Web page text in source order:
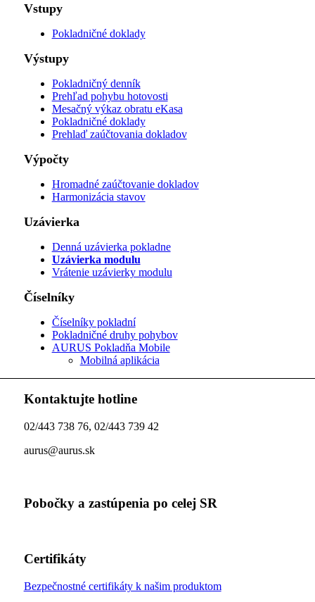
Vstupy
Pokladničné doklady
Výstupy
Pokladničný denník
Prehľad pohybu hotovosti
Mesačný výkaz obratu eKasa
Pokladničné doklady
Prehlaď zaúčtovania dokladov
Výpočty
Hromadné zaúčtovanie dokladov
Harmonizácia stavov
Uzávierka
Denná uzávierka pokladne
Uzávierka modulu
Vrátenie uzávierky modulu
Číselníky
Číselníky pokladní
Pokladničné druhy pohybov
AURUS Pokladňa Mobile
Mobilná aplikácia
Kontaktujte hotline
02/443 738 76, 02/443 739 42
aurus@aurus.sk
Pobočky a zastúpenia po celej SR
Certifikáty
Bezpečnostné certifikáty k našim produktom